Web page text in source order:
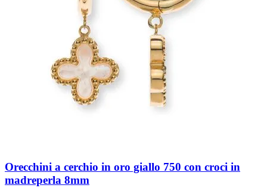
Orecchini a cerchio in oro giallo 750 con croci in
madreperla 8mm